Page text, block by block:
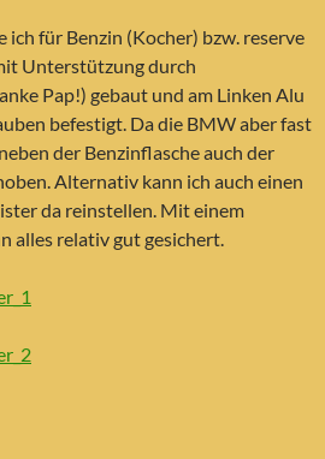
ich für Benzin (Kocher) bzw. reserve
Unterstützung durch
Pap!) gebaut und am Linken Alu
befestigt. Da die BMW aber fast
der Benzinflasche auch der
Alternativ kann ich auch einen
da reinstellen. Mit einem
alles relativ gut gesichert.